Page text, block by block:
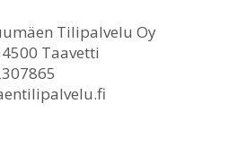
Tilipalvelu Oy
Taavetti